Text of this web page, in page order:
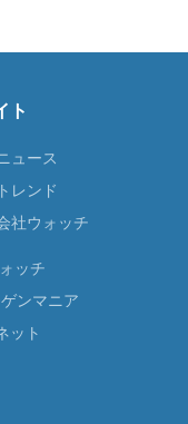
ト
ュース
レンド
社ウォッチ
ッチ
ンマニア
ット